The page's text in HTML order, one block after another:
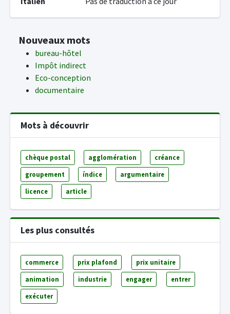
Nouveaux mots
bureau-hôtel
Impôt indirect
Eco-conception
documentaire
Mots à découvrir
chèque postal agglomération créance
groupement índice argumentaire
licence article
Les plus consultés
commerce prix plafond prix unitaire
animation industrie engager entrer
exécuter